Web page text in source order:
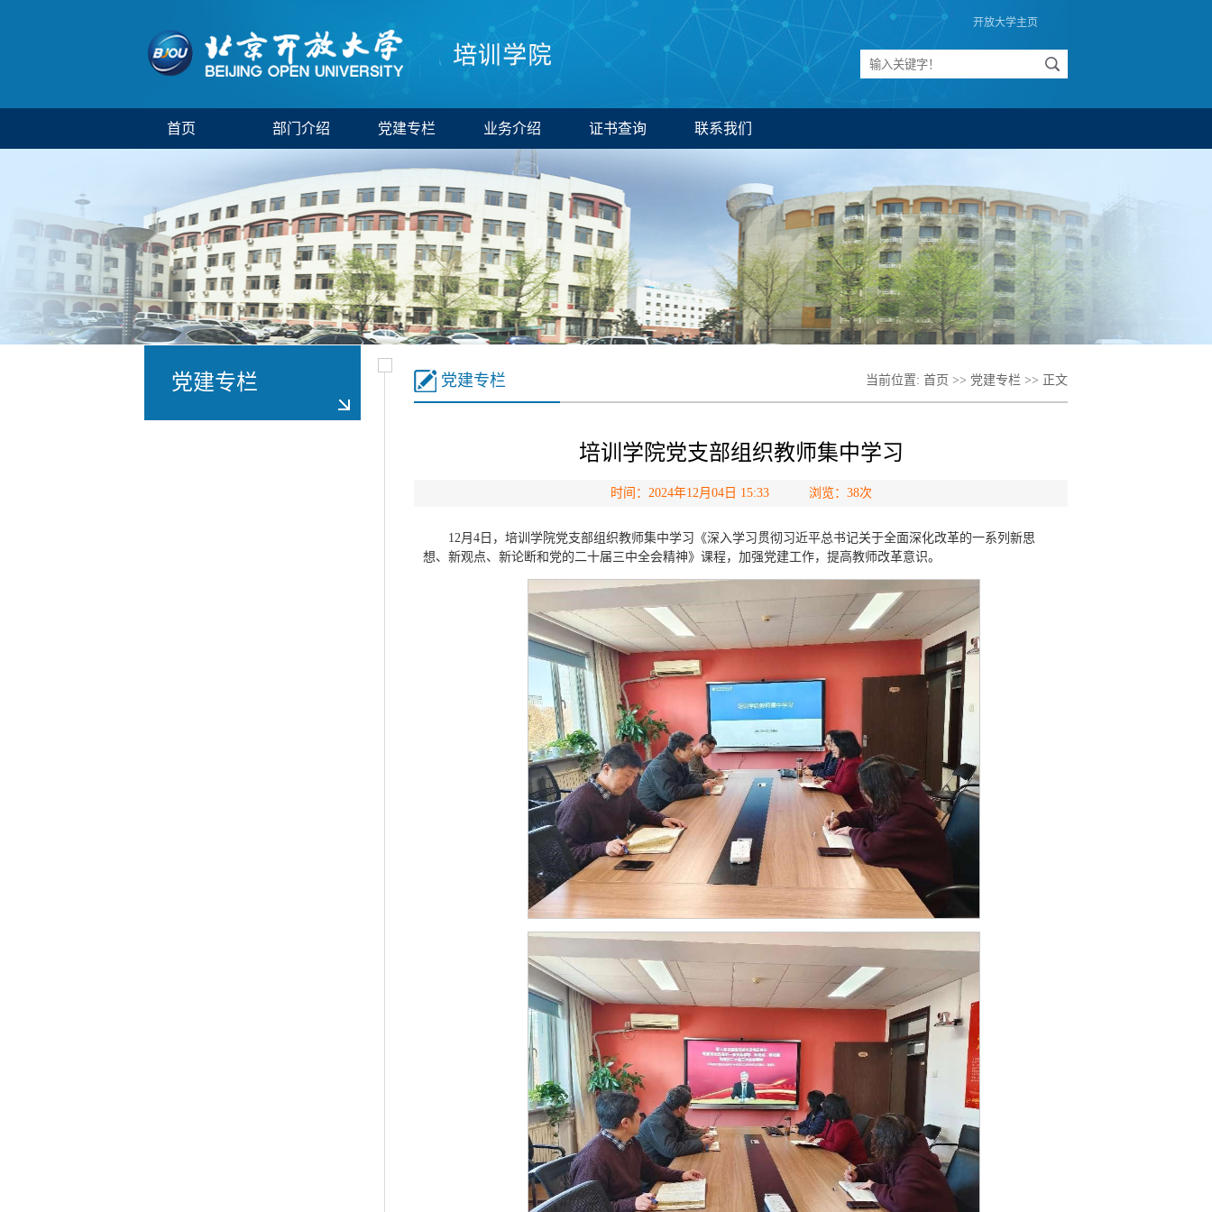
开放大学主页
首页 部门介绍 党建专栏 业务介绍 证书查询 联系我们
党建专栏 党建专栏 当前位置: 首页 >> 党建专栏 >> 正文
培训学院党支部组织教师集中学习
时间：2024年12月04日 15:33 浏览： 38次
12月4日，培训学院党支部组织教师集中学习《深入学习贯彻习近平总书记关于全面深化改革的一系列新思
想、新观点、新论断和党的二十届三中全会精神》课程，加强党建工作，提高教师改革意识。